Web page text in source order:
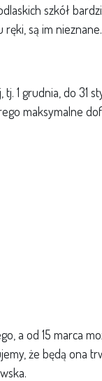
szkół
są im
1 grudnia, do 31
maksymalne
a od 15 marca
że będą ona